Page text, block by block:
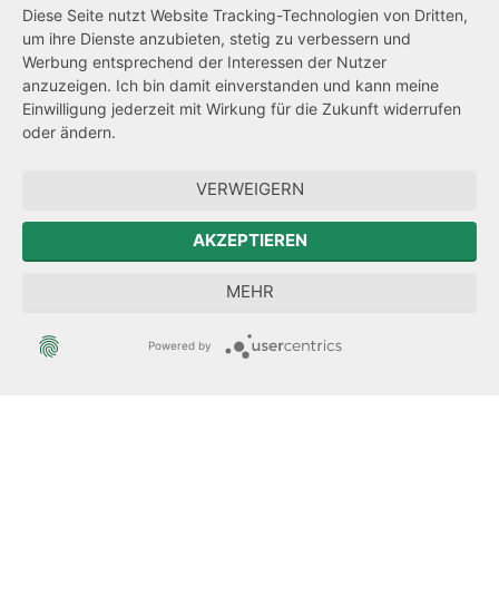
Netiquette
Transparenzanspruch
Hinweisgeberschutz
Forum Mitteleuropa
Der Sächsische Integrationsbeauftragte
Sächsische Landesbeauftragte zur Aufarbeitung der SED-
Diese Seite nutzt Website Tracking-Technologien von Dritten,
um ihre Dienste anzubieten, stetig zu verbessern und
Werbung entsprechend der Interessen der Nutzer
anzuzeigen. Ich bin damit einverstanden und kann meine
Einwilligung jederzeit mit Wirkung für die Zukunft widerrufen
oder ändern.
VERWEIGERN
AKZEPTIEREN
MEHR
Powered by